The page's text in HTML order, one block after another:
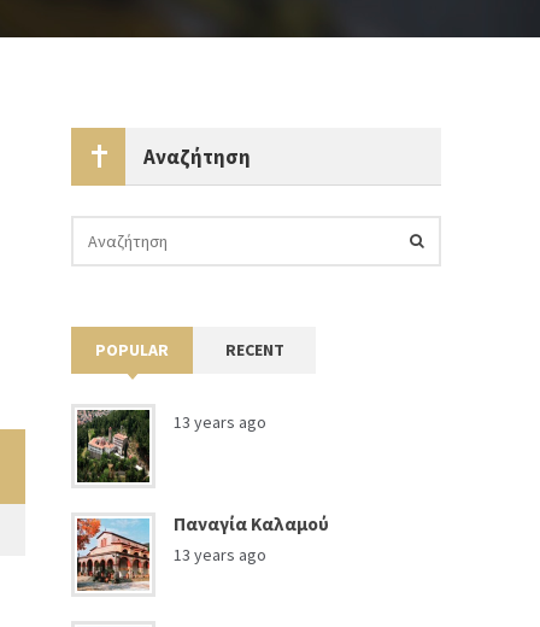
Αναζήτηση
POPULAR RECENT
13 years ago
Παναγία Καλαμού
13 years ago